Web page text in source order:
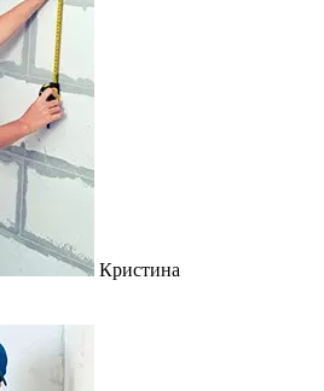
Кристина